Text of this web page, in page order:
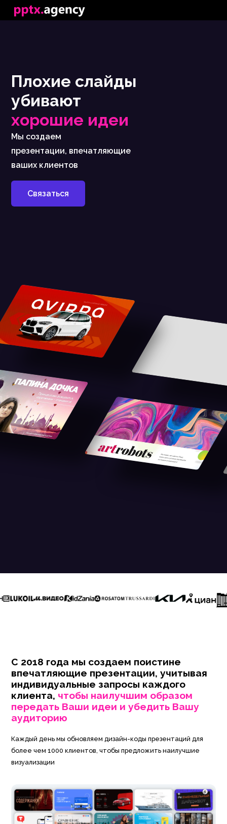
Плохие слайды
убивают
хорошие идеи
Мы создаем
презентации, впечатляющие
ваших клиентов
Связаться
С 2018 года мы создаем поистине
впечатляющие презентации, учитывая
индивидуальные запросы каждого
клиента, чтобы наилучшим образом
передать Ваши идеи и убедить Вашу
аудиторию
Каждый день мы обновляем дизайн-коды презентаций для
более чем 1000 клиентов, чтобы предложить наилучшие
визуализации